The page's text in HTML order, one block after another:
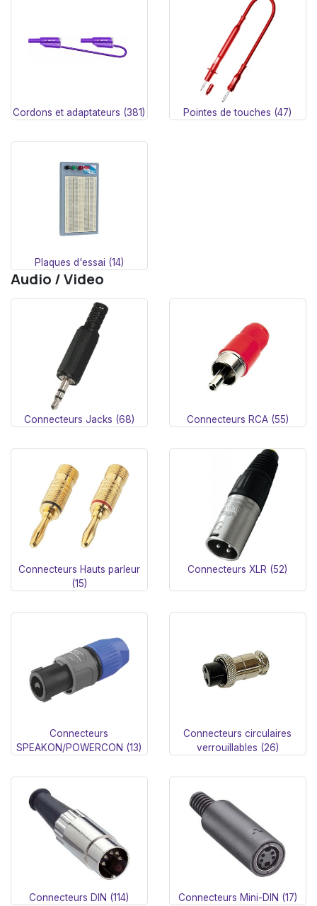
Cordons et adaptateurs (381) Pointes de touches (47)
Plaques d'essai (14)
Audio / Video
Connecteurs Jacks (68) Connecteurs RCA (55)
Connecteurs Hauts parleur
(15)
Connecteurs XLR (52)
Connecteurs
SPEAKON/POWERCON (13)
Connecteurs circulaires
verrouillables (26)
Connecteurs DIN (114) Connecteurs Mini-DIN (17)